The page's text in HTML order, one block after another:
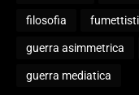
filosofia
guerra asimmetrica
guerra mediatica